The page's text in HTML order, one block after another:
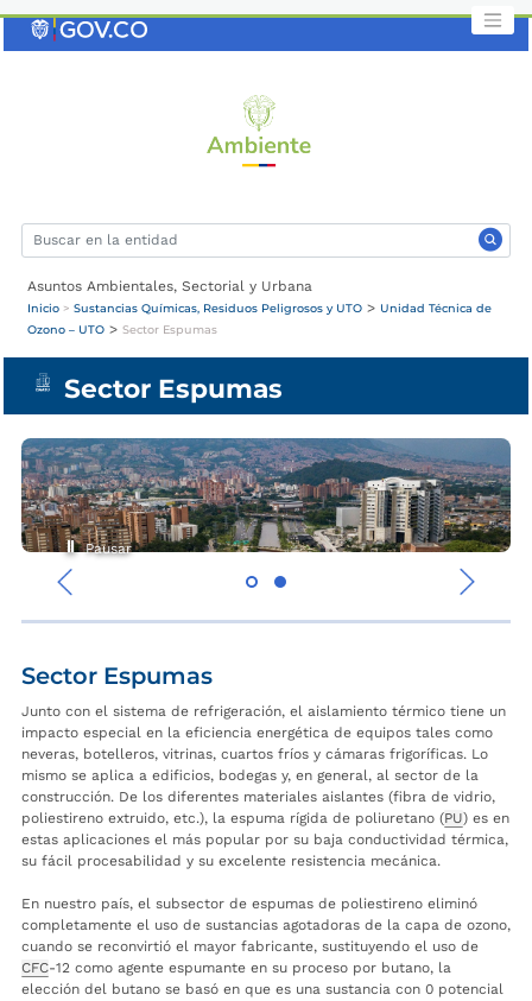
Asuntos Ambientales, Sectorial y Urbana
Inicio > Sustancias Químicas, Residuos Peligrosos y UTO > Unidad Técnica de
Ozono – UTO > Sector Espumas
Sector Espumas
‹
›
Pausar
Sector Espumas
Junto con el sistema de refrigeración, el aislamiento térmico tiene un
impacto especial en la eficiencia energética de equipos tales como
neveras, botelleros, vitrinas, cuartos fríos y cámaras frigoríficas. Lo
mismo se aplica a edificios, bodegas y, en general, al sector de la
construcción. De los diferentes materiales aislantes (fibra de vidrio,
poliestireno extruido, etc.), la espuma rígida de poliuretano (PU) es en
estas aplicaciones el más popular por su baja conductividad térmica,
su fácil procesabilidad y su excelente resistencia mecánica.
En nuestro país, el subsector de espumas de poliestireno eliminó
completamente el uso de sustancias agotadoras de la capa de ozono,
cuando se reconvirtió el mayor fabricante, sustituyendo el uso de
CFC-12 como agente espumante en su proceso por butano, la
elección del butano se basó en que es una sustancia con 0 potencial